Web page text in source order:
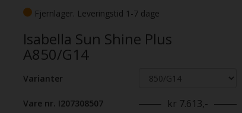
Fjernlager. Leveringstid 1-7 dage
Isabella Sun Shine Plus
A850/G14
Varianter
Vare nr. I207308507 kr 7.613,-